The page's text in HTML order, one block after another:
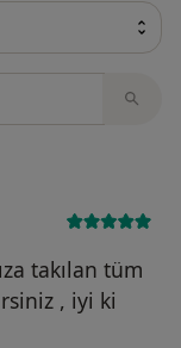
takılan tüm
, iyi ki